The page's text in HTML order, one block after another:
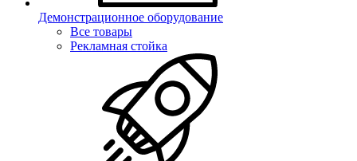
Демонстрационное оборудование
Все товары
Рекламная стойка